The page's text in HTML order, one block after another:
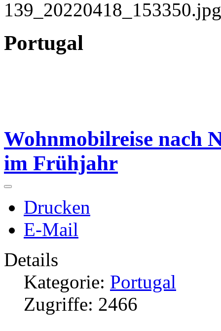
Portugal
Wohnmobilreise nach
im Frühjahr
Drucken
E-Mail
Details
Kategorie: Portugal
Zugriffe: 2466